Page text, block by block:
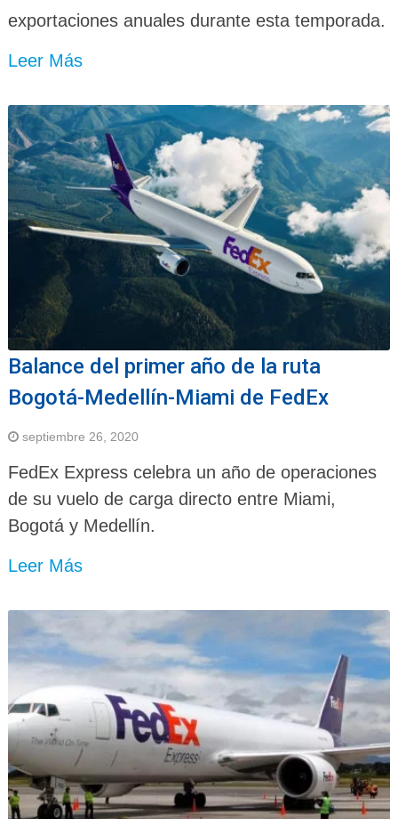
exportaciones anuales durante esta temporada.
Leer Más
Balance del primer año de la ruta
Bogotá-Medellín-Miami de FedEx
septiembre 26, 2020
FedEx Express celebra un año de operaciones
de su vuelo de carga directo entre Miami,
Bogotá y Medellín.
Leer Más